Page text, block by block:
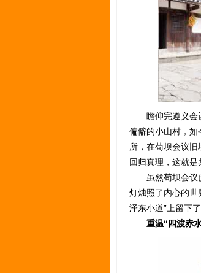
瞻仰完遵义会议
偏僻的小山村，
所，在苟坝会议旧
回归真理，这就是
虽然苟坝会议已
灯烛照了内心的世
泽东小道”上留下
重温“四渡赤